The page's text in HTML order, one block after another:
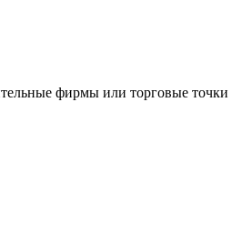
фирмы или торговые точки